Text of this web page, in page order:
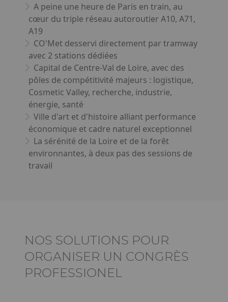
A peine une heure de Paris en train, au
cœur du triple réseau autoroutier A10, A71,
A19
CO'Met desservi directement par tramway
avec 2 stations dédiées
Capital de Centre-Val de Loire, avec des
pôles de compétitivité majeurs : logistique,
Cosmetic Valley, recherche, industrie,
énergie, santé
Ville d'art et d'histoire alliant performance
économique et cadre naturel exceptionnel
La sérénité de la Loire et de la forêt
environnantes, à deux pas des sessions de
travail
Ckeditor
NOS SOLUTIONS POUR
ORGANISER UN CONGRÈS
PROFESSIONEL